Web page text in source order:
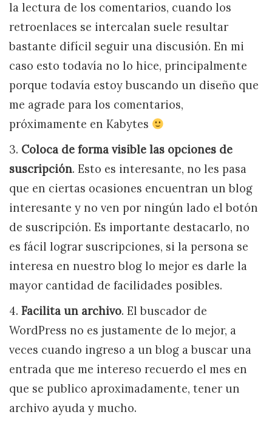
la lectura de los comentarios, cuando los
retroenlaces se intercalan suele resultar
bastante difícil seguir una discusión. En mi
caso esto todavía no lo hice, principalmente
porque todavía estoy buscando un diseño que
me agrade para los comentarios,
próximamente en Kabytes
3. Coloca de forma visible las opciones de
suscripción. Esto es interesante, no les pasa
que en ciertas ocasiones encuentran un blog
interesante y no ven por ningún lado el botón
de suscripción. Es importante destacarlo, no
es fácil lograr suscripciones, si la persona se
interesa en nuestro blog lo mejor es darle la
mayor cantidad de facilidades posibles.
4. Facilita un archivo. El buscador de
WordPress no es justamente de lo mejor, a
veces cuando ingreso a un blog a buscar una
entrada que me intereso recuerdo el mes en
que se publico aproximadamente, tener un
archivo ayuda y mucho.